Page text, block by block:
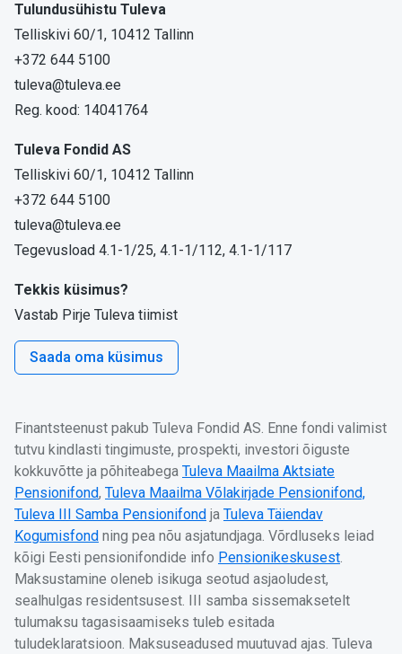
Tulundusühistu Tuleva
Telliskivi 60/1, 10412 Tallinn
+372 644 5100
tuleva@tuleva.ee
Reg. kood: 14041764
Tuleva Fondid AS
Telliskivi 60/1, 10412 Tallinn
+372 644 5100
tuleva@tuleva.ee
Tegevusload 4.1-1/25, 4.1-1/112, 4.1-1/117
Tekkis küsimus?
Vastab Pirje Tuleva tiimist
Saada oma küsimus
Finantsteenust pakub Tuleva Fondid AS. Enne fondi valimist
tutvu kindlasti tingimuste, prospekti, investori õiguste
kokkuvõtte ja põhiteabega Tuleva Maailma Aktsiate
Pensionifond, Tuleva Maailma Võlakirjade Pensionifond,
Tuleva III Samba Pensionifond ja Tuleva Täiendav
Kogumisfond ning pea nõu asjatundjaga. Võrdluseks leiad
kõigi Eesti pensionifondide info Pensionikeskusest.
Maksustamine oleneb isikuga seotud asjaoludest,
sealhulgas residentsusest. III samba sissemaksetelt
tulumaksu tagasisaamiseks tuleb esitada
tuludeklaratsioon. Maksuseadused muutuvad ajas. Tuleva